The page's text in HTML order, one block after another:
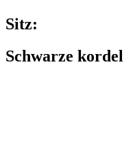
Sitz:
Schwarze kordel